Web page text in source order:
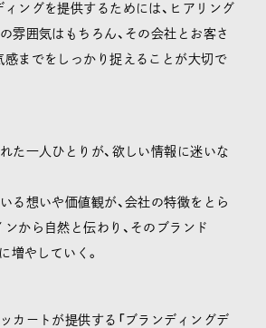
ングを提供するためには、ヒアリング
雰囲気はもちろん、その会社とお客さ
感までをしっかり捉えることが大切で
た一人ひとりが、欲しい情報に迷いな
る想いや価値観が、会社の特徴をとら
から自然と伝わり、そのブランド
増やしていく。
カートが提供する「ブランディングデ